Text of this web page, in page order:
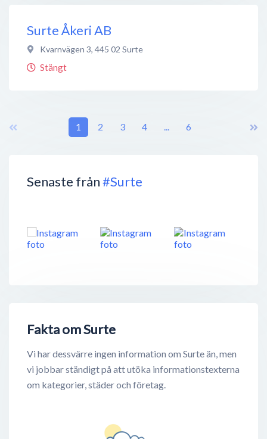
Senaste från#Surte
Fakta om Surte
Vi har dessvärre ingen information om Surte än, men
vi jobbar ständigt på att utöka informationstexterna
om kategorier, städer och företag.
Surte Åkeri AB
Kvarnvägen 3, 445 02 Surte
Stängt
1 2 3 4 ... 6